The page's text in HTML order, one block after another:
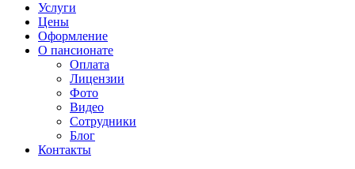
Услуги
Цены
Оформление
О пансионате
Оплата
Лицензии
Фото
Видео
Сотрудники
Блог
Контакты